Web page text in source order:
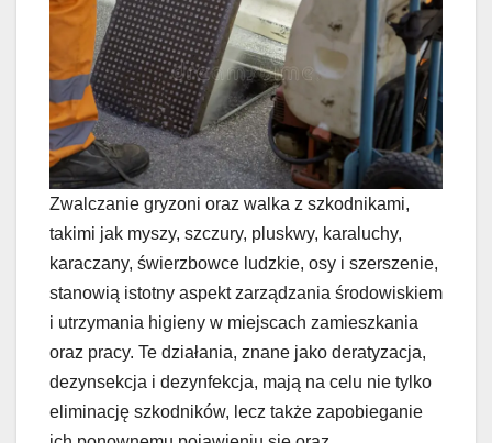
Zwalczanie gryzoni oraz walka z szkodnikami,
takimi jak myszy, szczury, pluskwy, karaluchy,
karaczany, świerzbowce ludzkie, osy i szerszenie,
stanowią istotny aspekt zarządzania środowiskiem
i utrzymania higieny w miejscach zamieszkania
oraz pracy. Te działania, znane jako deratyzacja,
dezynsekcja i dezynfekcja, mają na celu nie tylko
eliminację szkodników, lecz także zapobieganie